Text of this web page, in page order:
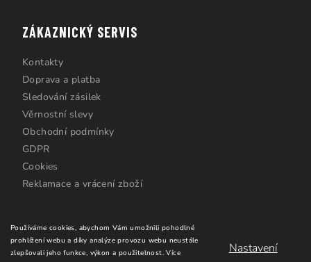
Používáme cookies, abychom Vám umožnili pohodlné
prohlížení webu a díky analýze provozu webu neustále
zlepšovali jeho funkce, výkon a použitelnost.Více
Nastavení
ZÁKAZNICKÝ SERVIS
Kontakty
Doprava a platba
Sledování zásilek
Věrnostní slevy
Obchodní podmínky
GDPR
Cookies
Reklamace a vrácení zboží